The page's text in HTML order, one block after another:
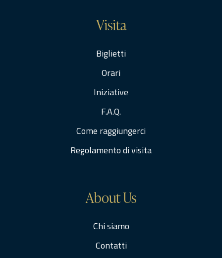
Visita
Biglietti
Orari
Iniziative
F.A.Q.
Come raggiungerci
Regolamento di visita
About Us
Chi siamo
Contatti